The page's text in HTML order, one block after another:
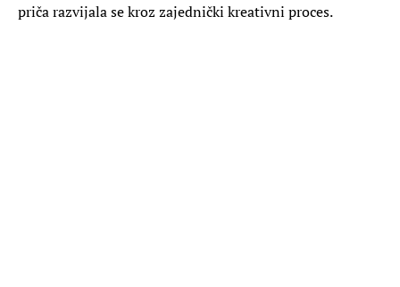
priča razvijala se kroz zajednički kreativni proces.